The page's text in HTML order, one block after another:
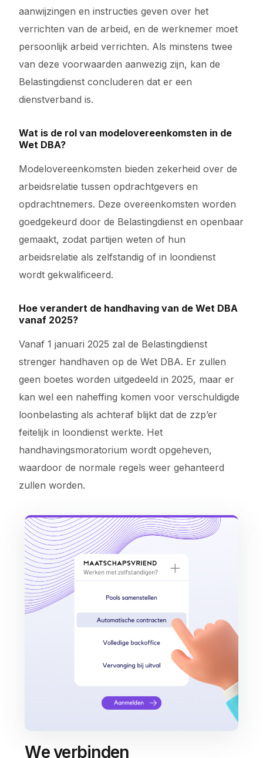
aanwijzingen en instructies geven over het
verrichten van de arbeid, en de werknemer moet
persoonlijk arbeid verrichten. Als minstens twee
van deze voorwaarden aanwezig zijn, kan de
Belastingdienst concluderen dat er een
dienstverband is.
Wat is de rol van modelovereenkomsten in de
Wet DBA?
Modelovereenkomsten bieden zekerheid over de
arbeidsrelatie tussen opdrachtgevers en
opdrachtnemers. Deze overeenkomsten worden
goedgekeurd door de Belastingdienst en openbaar
gemaakt, zodat partijen weten of hun
arbeidsrelatie als zelfstandig of in loondienst
wordt gekwalificeerd.
Hoe verandert de handhaving van de Wet DBA
vanaf 2025?
Vanaf 1 januari 2025 zal de Belastingdienst
strenger handhaven op de Wet DBA. Er zullen
geen boetes worden uitgedeeld in 2025, maar er
kan wel een naheffing komen voor verschuldigde
loonbelasting als achteraf blijkt dat de zzp’er
feitelijk in loondienst werkte. Het
handhavingsmoratorium wordt opgeheven,
waardoor de normale regels weer gehanteerd
zullen worden.
We verbinden